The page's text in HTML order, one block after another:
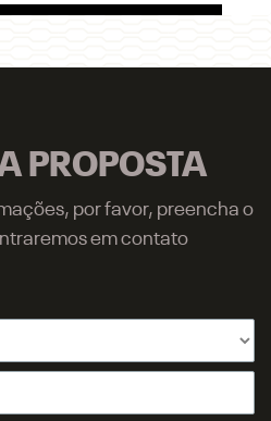
PROPOSTA
por favor, preencha o
em contato